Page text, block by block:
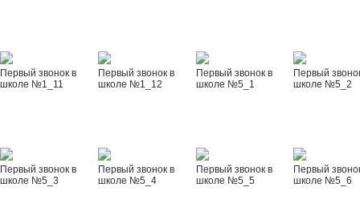
Первый звонок в
школе №1_11
Первый звонок в
школе №1_12
Первый звонок в
школе №5_1
Первый
школе №5_2
Первый звонок в
школе №5_3
Первый звонок в
школе №5_4
Первый звонок в
школе №5_5
Первый
школе №5_6